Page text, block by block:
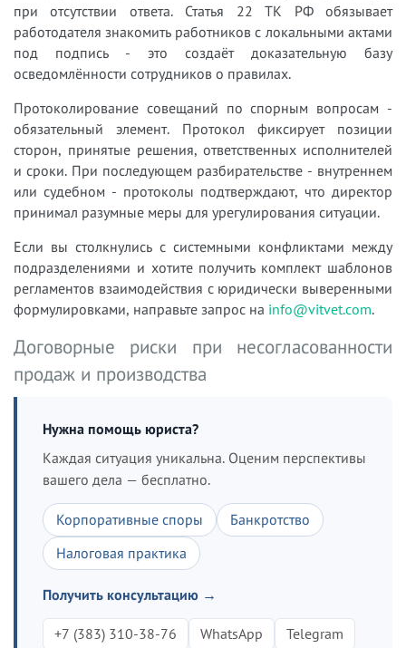
при отсутствии ответа. Статья 22 ТК РФ обязывает
работодателя знакомить работников с локальными актами
под подпись - это создаёт доказательную базу
осведомлённости сотрудников о правилах.
Протоколирование совещаний по спорным вопросам -
обязательный элемент. Протокол фиксирует позиции
сторон, принятые решения, ответственных исполнителей
и сроки. При последующем разбирательстве - внутреннем
или судебном - протоколы подтверждают, что директор
принимал разумные меры для урегулирования ситуации.
Если вы столкнулись с системными конфликтами между
подразделениями и хотите получить комплект шаблонов
регламентов взаимодействия с юридически выверенными
формулировками, направьте запрос на info@vitvet.com.
Договорные риски при несогласованности
продаж и производства
Нужна помощь юриста?
Каждая ситуация уникальна. Оценим перспективы
вашего дела — бесплатно.
Корпоративные споры
Банкротство
Налоговая практика
Получить консультацию →
+7 (383) 310-38-76 WhatsApp Telegram